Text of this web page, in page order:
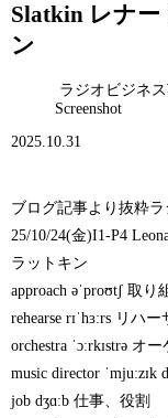
Slatkin レナ
ン
ラジオビジネ
Screenshot
2025.10.31
ブログ記事より抜粋
25/10/24(金)I1-P4
ラットキン
approach əˈproʊtʃ 取
rehearse rɪˈhɜːrs リハ
orchestra ˈɔːrkɪstrə オ
music director ˈmjuːzɪk
job dʒɑːb 仕事、役割